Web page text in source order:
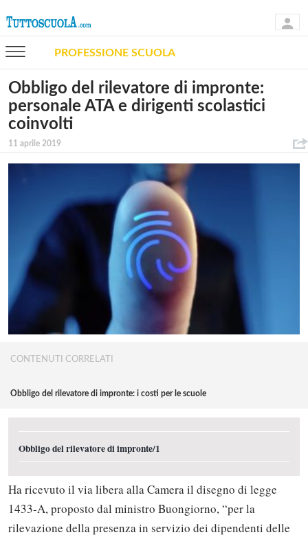
PROFESSIONE SCUOLA
Obbligo del rilevatore di impronte:
personale ATA e dirigenti scolastici
coinvolti
11 aprile 2019
CONTENUTI CORRELATI
Obbligo del rilevatore di impronte: i costi per le scuole
Obbligo del rilevatore di impronte/1
Ha ricevuto il via libera alla Camera il disegno di legge
1433-A, proposto dal ministro Buongiorno, “per la
rilevazione della presenza in servizio dei dipendenti delle